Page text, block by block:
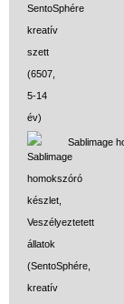
Sablimage